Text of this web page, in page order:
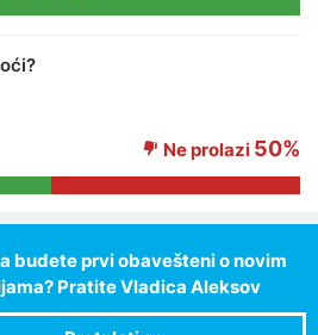
Ne prolazi 50%
budete prvi obavešteni o novim
Pratite Vladica Aleksov